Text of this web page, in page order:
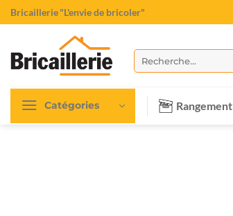
Passer
au
Bricaillerie "L'envie de bricoler"
Recherche
pour :
Catégories Rangement